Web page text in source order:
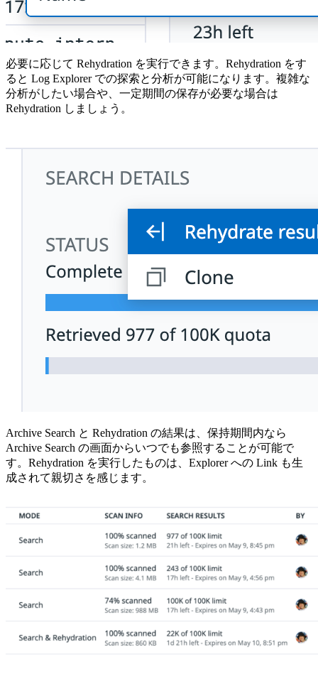
必要に応じて Rehydration を実行できます。Rehydration をす
ると Log Explorer での探索と分析が可能になります。複雑な
分析がしたい場合や、一定期間の保存が必要な場合は
Rehydration しましょう。
Archive Search と Rehydration の結果は、保持期間内なら
Archive Search の画面からいつでも参照することが可能で
す。Rehydration を実行したものは、Explorer への Link も生
成されて親切さを感じます。